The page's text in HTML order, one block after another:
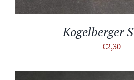
Kogelberger
€2,30